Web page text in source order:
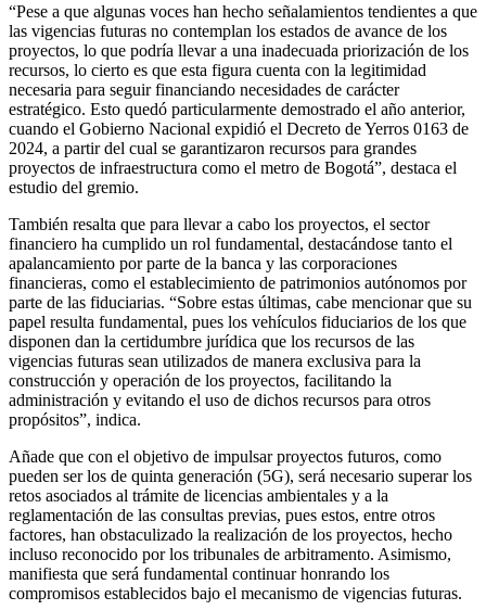
“Pese a que algunas voces han hecho señalamientos tendientes a que
las vigencias futuras no contemplan los estados de avance de los
proyectos, lo que podría llevar a una inadecuada priorización de los
recursos, lo cierto es que esta figura cuenta con la legitimidad
necesaria para seguir financiando necesidades de carácter
estratégico. Esto quedó particularmente demostrado el año anterior,
cuando el Gobierno Nacional expidió el Decreto de Yerros 0163 de
2024, a partir del cual se garantizaron recursos para grandes
proyectos de infraestructura como el metro de Bogotá”, destaca el
estudio del gremio.
También resalta que para llevar a cabo los proyectos, el sector
financiero ha cumplido un rol fundamental, destacándose tanto el
apalancamiento por parte de la banca y las corporaciones
financieras, como el establecimiento de patrimonios autónomos por
parte de las fiduciarias. “Sobre estas últimas, cabe mencionar que su
papel resulta fundamental, pues los vehículos fiduciarios de los que
disponen dan la certidumbre jurídica que los recursos de las
vigencias futuras sean utilizados de manera exclusiva para la
construcción y operación de los proyectos, facilitando la
administración y evitando el uso de dichos recursos para otros
propósitos”, indica.
Añade que con el objetivo de impulsar proyectos futuros, como
pueden ser los de quinta generación (5G), será necesario superar los
retos asociados al trámite de licencias ambientales y a la
reglamentación de las consultas previas, pues estos, entre otros
factores, han obstaculizado la realización de los proyectos, hecho
incluso reconocido por los tribunales de arbitramento. Asimismo,
manifiesta que será fundamental continuar honrando los
compromisos establecidos bajo el mecanismo de vigencias futuras.